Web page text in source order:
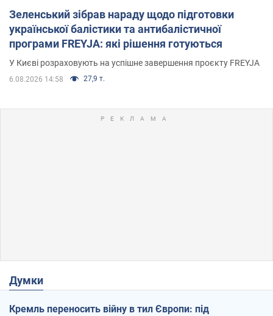
Зеленський зібрав нараду щодо підготовки
української балістики та антибалістичної
програми FREYJA: які рішення готуються
У Києві розраховують на успішне завершення проєкту FREYJA
6.08.2026 14:58 27,9 т.
Думки
Кремль переносить війну в тил Європи: під